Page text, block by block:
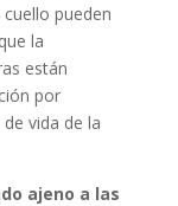
pueden
la
están
por
vida de la
ajeno a las